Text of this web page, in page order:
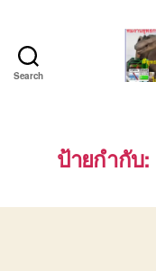
Search
ป้ายกำกับ: